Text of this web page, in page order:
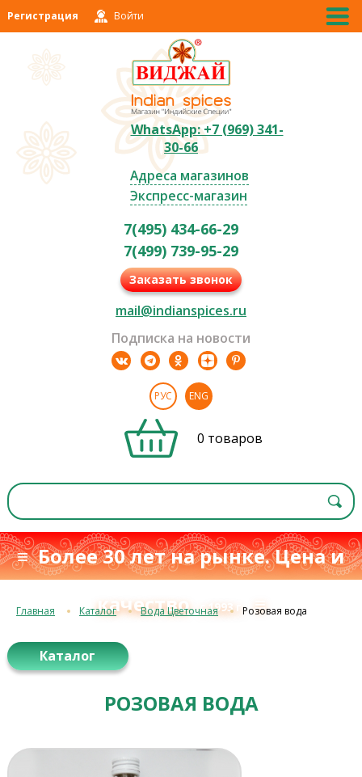
Регистрация Войти
WhatsApp: +7 (969) 341-
30-66
Адреса магазинов
Экспресс-магазин
7(495) 434-66-29
7(499) 739-95-29
Заказать звонок
mail@indianspices.ru
Подписка на новости
РУС ENG
0 товаров
≡ Более 30 лет на рынке. Цена и
качествос 1993 г.≡
Главная Каталог Вода Цветочная Розовая вода
Каталог
РОЗОВАЯ ВОДА